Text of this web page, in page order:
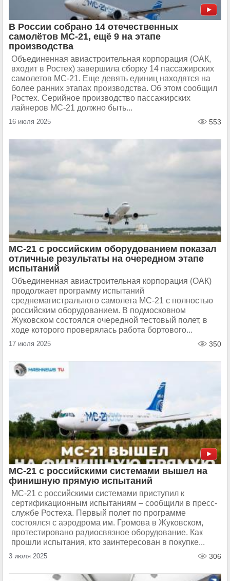
В России собрано 14 отечественных
самолётов МС-21, ещё 9 на этапе
производства
Объединенная авиастроительная корпорация (ОАК,
входит в Ростех) завершила сборку 14 пассажирских
самолетов МС-21. Еще девять единиц находятся на
более ранних этапах производства. Об этом сообщил
Ростех. Серийное производство пассажирских
лайнеров МС-21 должно быть...
16 июля 2025 553
МС-21 с российским оборудованием показал
отличные результаты на очередном этапе
испытаний
Объединенная авиастроительная корпорация (ОАК)
продолжает программу испытаний
среднемагистрального самолета МС-21 с полностью
российским оборудованием. В подмосковном
Жуковском состоялся очередной тестовый полет, в
ходе которого проверялась работа бортового...
17 июля 2025 350
МС-21 с российскими системами вышел на
финишную прямую испытаний
МС-21 с российскими системами приступил к
сертификационным испытаниям – сообщили в пресс-
службе Ростеха. Первый полет по программе
состоялся с аэродрома им. Громова в Жуковском,
протестировано радиосвязное оборудование. Как
прошли испытания, кто заинтересован в покупке...
3 июля 2025 306